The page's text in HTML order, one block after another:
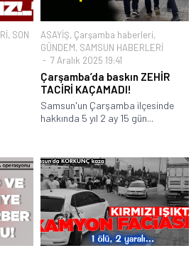
, SON
ASAYİŞ, Çarşamba haberleri,
GÜNDEM, SAMSUN HABERLERİ
7 Aralık 2025 19:41
Çarşamba’da baskın ZEHİR
TACİRİ KAÇAMADI!
Samsun'un Çarşamba ilçesinde
hakkında 5 yıl 2 ay 15 gün...